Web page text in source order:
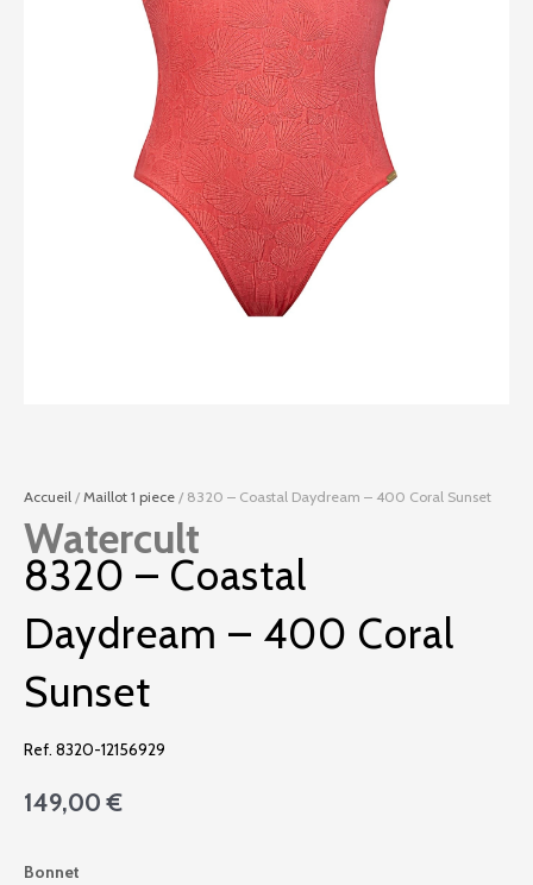
Accueil / Maillot 1 piece / 8320 – Coastal Daydream – 400 Coral Sunset
Watercult
8320 – Coastal
Daydream – 400 Coral
Sunset
Ref. 8320-12156929
149,00€
Bonnet